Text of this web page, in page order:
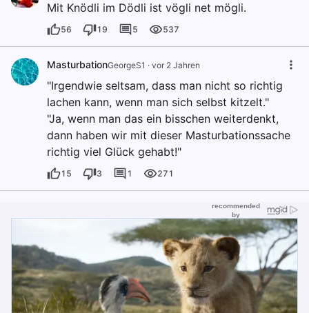
Mit Knödli im Dödli ist vögli net mögli.
56 19 5 537
MasturbationGeorgeS1 · vor 2 Jahren
"Irgendwie seltsam, dass man nicht so richtig
lachen kann, wenn man sich selbst kitzelt."
"Ja, wenn man das ein bisschen weiterdenkt,
dann haben wir mit dieser Masturbationssache
richtig viel Glück gehabt!"
15 3 1 271